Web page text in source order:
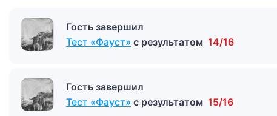
Гость завершил
Тест «Фауст» с результатом 14/16
Гость завершил
Тест «Фауст» с результатом 15/16